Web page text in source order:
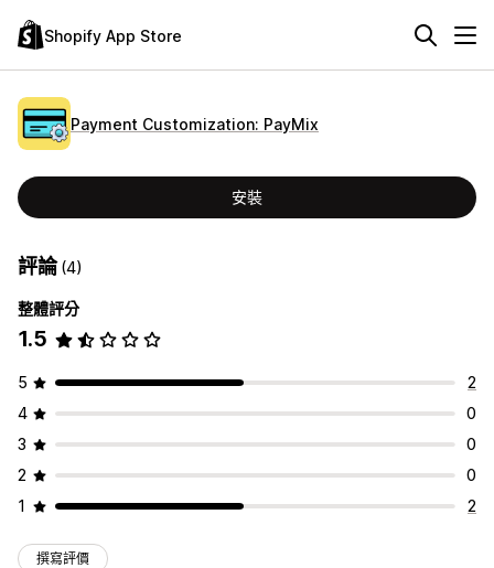
Shopify App Store
Payment Customization: PayMix
安裝
評論(4)
整體評分
1.5
5
2
4
0
3
0
2
0
1
2
撰寫評價